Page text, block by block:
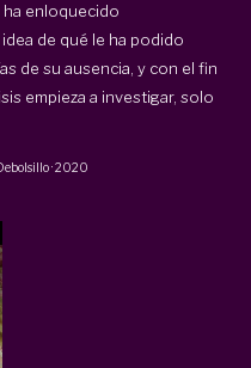
enloquecido
de qué le ha podido
de su ausencia, y con el fin
empieza a investigar, solo
·2020